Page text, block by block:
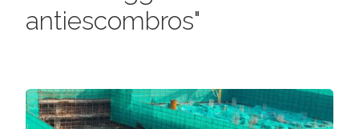
antiescombros"